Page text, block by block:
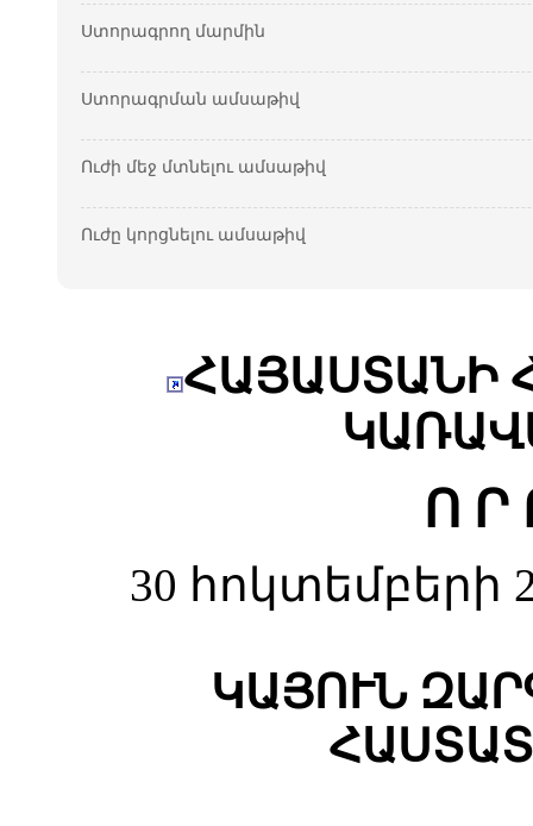
Ստորագրող մարմին
Ստորագրման ամսաթիվ
Ուժի մեջ մտնելու ամսաթիվ
Ուժը կորցնելու ամսաթիվ
ՀԱՅԱՍՏԱՆԻ
Ո Ր
30 հոկտեմբերի
ԿԱՅՈՒՆ